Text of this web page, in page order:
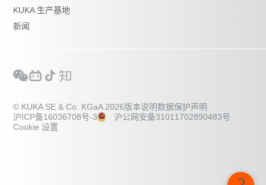
KUKA 生产基地
新闻
© KUKA SE & Co. KGaA 2026版本说明数据保护声明
沪ICP备16036708号-3
沪公网安备31011702890483号
Cookie 设置